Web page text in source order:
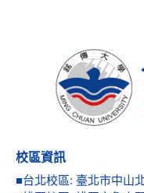
校區資訊
■台北校區: 臺北市中山